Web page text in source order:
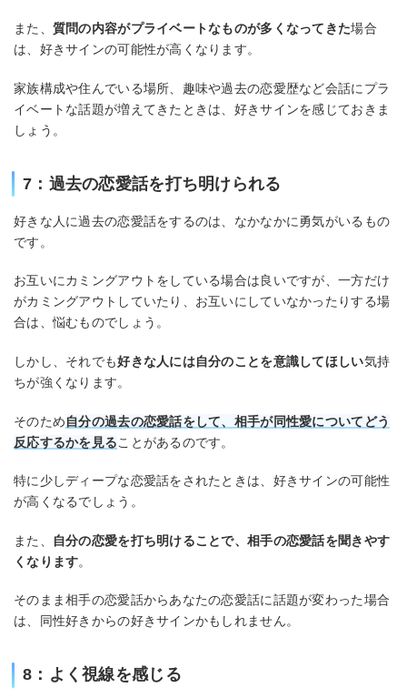
また、 質問の内容がプライベートなものが多くなってきた場合
は、好きサインの可能性が高くなります。
家族構成や住んでいる場所、趣味や過去の恋愛歴など会話にプラ
イベートな話題が増えてきたときは、好きサインを感じておきま
しょう。
7：過去の恋愛話を打ち明けられる
好きな人に過去の恋愛話をするのは、なかなかに勇気がいるもの
です。
お互いにカミングアウトをしている場合は良いですが、一方だけ
がカミングアウトしていたり、お互いにしていなかったりする場
合は、悩むものでしょう。
しかし、それでも好きな人には自分のことを意識してほしい気持
ちが強くなります。
そのため自分の過去の恋愛話をして、相手が同性愛についてどう
反応するかを見ることがあるのです。
特に少しディープな恋愛話をされたときは、好きサインの可能性
が高くなるでしょう。
また、
自分の恋愛を打ち明けることで、相手の恋愛話を聞きやす
くなります。
そのまま相手の恋愛話からあなたの恋愛話に話題が変わった場合
は、同性好きからの好きサインかもしれません。
8：よく視線を感じる